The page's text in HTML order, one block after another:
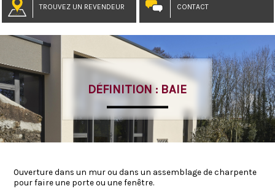
TROUVEZ UN REVENDEUR CONTACT
DÉFINITION : BAIE
Ouverture dans un mur ou dans un assemblage de charpente
pour faire une porte ou une fenêtre.